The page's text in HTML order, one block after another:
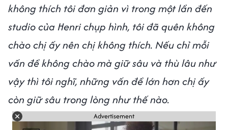
không thích tôi đơn giản vì trong một lần đến
studio của Henri chụp hình, tôi đã quên không
chào chị ấy nên chị không thích. Nếu chỉ mỗi
vấn đề không chào mà giữ sâu và thù lâu như
vậy thì tôi nghĩ, những vấn đề lớn hơn chị ấy
còn giữ sâu trong lòng như thế nào.
Advertisement